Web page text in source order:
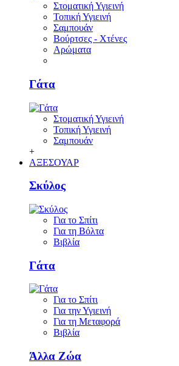
Στοματική Υγιεινή
Τοπική Υγιεινή
Σαμπουάν
Βούρτσες - Χτένες
Αρώματα
Γάτα
Στοματική Υγιεινή
Τοπική Υγιεινή
Σαμπουάν
+
ΑΞΕΣΟΥΑΡ
Σκύλος
Για το Σπίτι
Για τη Βόλτα
Βιβλία
Γάτα
Για το Σπίτι
Για την Υγιεινή
Για τη Μεταφορά
Βιβλία
Άλλα Ζώα